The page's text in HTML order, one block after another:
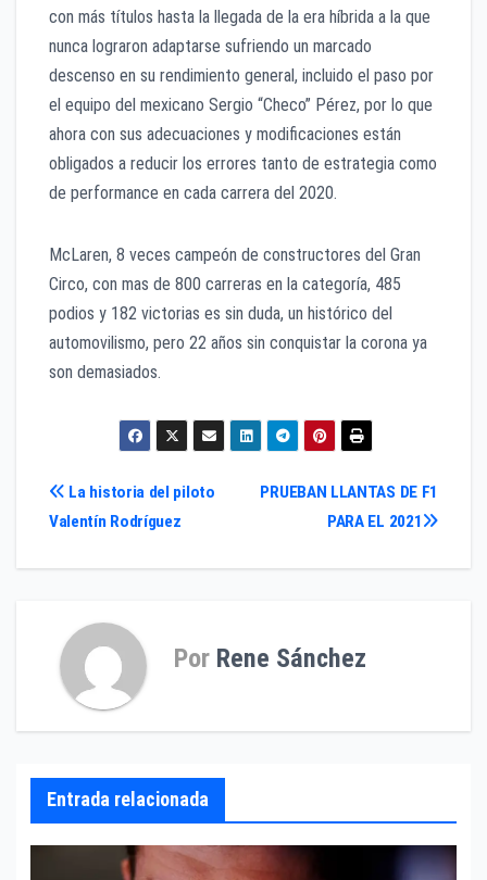
con más títulos hasta la llegada de la era híbrida a la que
nunca lograron adaptarse sufriendo un marcado
descenso en su rendimiento general, incluido el paso por
el equipo del mexicano Sergio “Checo” Pérez, por lo que
ahora con sus adecuaciones y modificaciones están
obligados a reducir los errores tanto de estrategia como
de performance en cada carrera del 2020.
McLaren, 8 veces campeón de constructores del Gran
Circo, con mas de 800 carreras en la categoría, 485
podios y 182 victorias es sin duda, un histórico del
automovilismo, pero 22 años sin conquistar la corona ya
son demasiados.
Navegación
PRUEBAN LLANTAS DE F1
PARA EL 2021
La historia del piloto
Valentín Rodríguez
Por Rene Sánchez
Entrada relacionada